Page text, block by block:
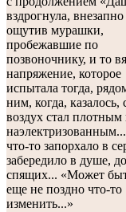
вздрогнула, внезапно
ощутив мурашки,
пробежавшие по
позвоночнику, и то
напряжение, которое
испытала тогда,
ним, когда, казалось,
воздух стал плотным
что-то запорхало в
забередило в душе,
спящих... «Может
еще не поздно что-то
изменить...»